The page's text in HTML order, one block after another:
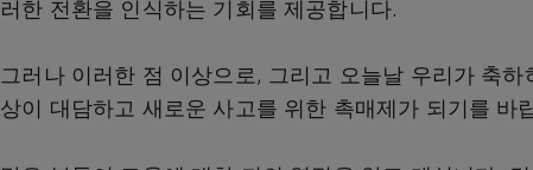
러한 전환을 인식하는 기회를 제공합니다.
그러나 이러한 점 이상으로, 그리고 오늘날 우리가 축하
상이 대담하고 새로운 사고를 위한 촉매제가 되기를 바